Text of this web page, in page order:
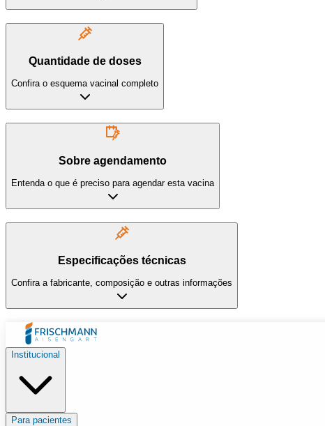
Quantidade de doses
Confira o esquema vacinal completo
Sobre agendamento
Entenda o que é preciso para agendar esta vacina
Especificações técnicas
Confira a fabricante, composição e outras informações
Institucional
Para pacientes